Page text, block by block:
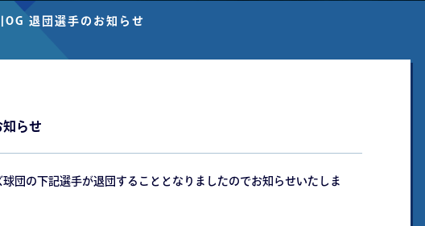
OG 退団選手のお知らせ
知らせ
団の下記選手が退団することとなりましたのでお知らせいたしま